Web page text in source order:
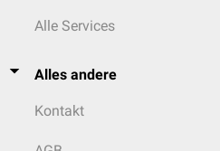
Alle Services
Alles andere
Kontakt